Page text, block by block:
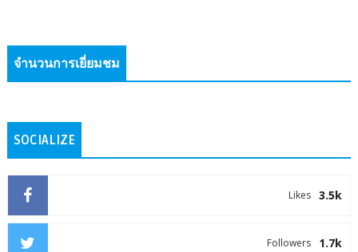
จำนวนการเยี่ยมชม
SOCIALIZE
3.5k
Likes
1.7k
Followers